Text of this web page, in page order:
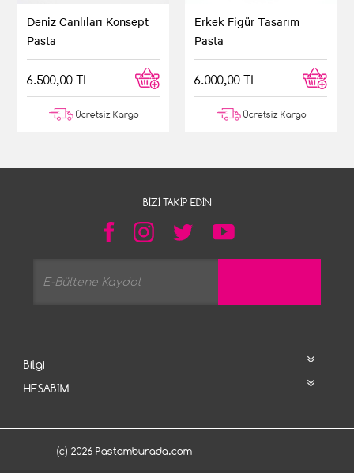
Deniz Canlıları Konsept
Pasta
6.500,00 TL
Ücretsiz Kargo
Erkek Figür Tasarım
Pasta
6.000,00 TL
Ücretsiz Kargo
BIZI TAKIP EDIN
Bilgi
HESABIM
(c) 2026 Pastamburada.com